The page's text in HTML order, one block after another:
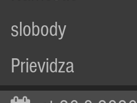
slobody
Prievidza